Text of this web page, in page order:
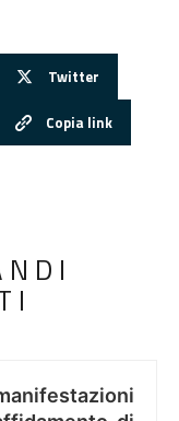
Twitter
Copia link